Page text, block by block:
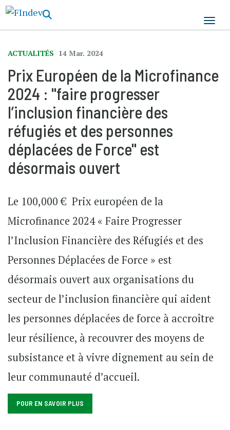
ACTUALITÉS 14 Mar. 2024
Prix Européen de la Microfinance
2024 : "faire progresser
l’inclusion financière des
réfugiés et des personnes
déplacées de Force" est
désormais ouvert
Le 100,000 € Prix européen de la
Microfinance 2024 « Faire Progresser
l’Inclusion Financière des Réfugiés et des
Personnes Déplacées de Force » est
désormais ouvert aux organisations du
secteur de l’inclusion financière qui aident
les personnes déplacées de force à accroître
leur résilience, à recouvrer des moyens de
subsistance et à vivre dignement au sein de
leur communauté d’accueil.
POUR EN SAVOIR PLUS